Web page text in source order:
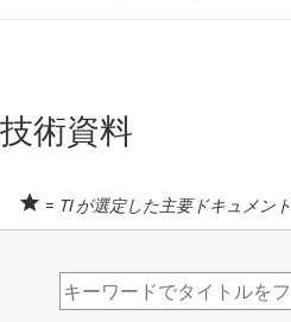
技術資料
= TI が選定した主要ドキュメント